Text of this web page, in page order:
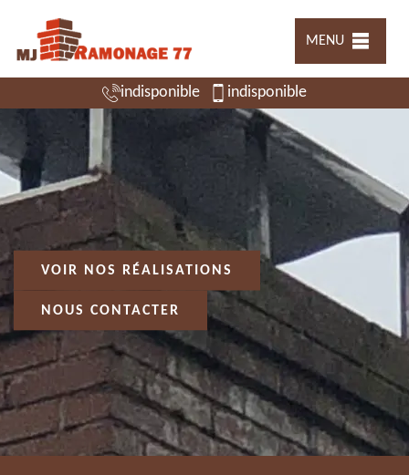
MENU
indisponible indisponible
VOIR NOS RÉALISATIONS
NOUS CONTACTER